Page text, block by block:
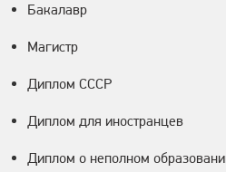
Бакалавр
Магистр
Диплом СССР
Диплом для иностранцев
Диплом о неполном